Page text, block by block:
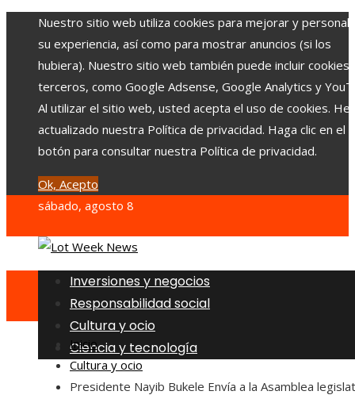
Nuestro sitio web utiliza cookies para mejorar y
su experiencia, así como para mostrar anuncios (si los
hubiera). Nuestro sitio web también puede incluir cookies
terceros, como Google Adsense, Google Analytics y
Al utilizar el sitio web, usted acepta el uso de cookies.
actualizado nuestra Política de privacidad. Haga clic en el
botón para consultar nuestra Política de privacidad.
Ok, Acepto
sábado, agosto 8
Inversiones y negocios
Responsabilidad social
Cultura y ocio
Ciencia y tecnología
Inicio
Cultura y ocio
Presidente Nayib Bukele Envía a la Asamblea